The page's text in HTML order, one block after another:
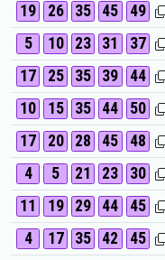
19
26 35 45 49
5
10 23 31 37
17
25 35 39 44
10
15 35 44 50
17
20 28 45 48
4
5 21 23 30
11
19 29 44 45
4
17 35 42 45